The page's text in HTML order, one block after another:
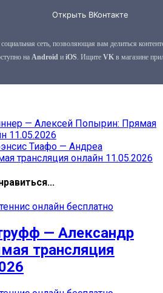
— Алексей Попырин: Прямая
11.05.2026
Тиафо — Андреа
трансляция онлайн 11.05.2026
онлайн бесплатно
— Александр
трансляция